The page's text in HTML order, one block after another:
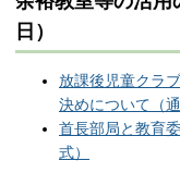
日）
放課後児童クラ
決めについて（
首長部局と教育
式）